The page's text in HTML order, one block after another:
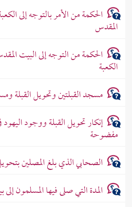
الحكمة من الأمر بالتوجه إلى
المقدس
الحكمة من التوجه إلى البيت
الكعبة
مسجد القبلتين وتحويل القبلة
إنكار تحويل القبلة ووجود
مفضوحة
الصحابي الذي بلغ المصلين
المدة التي صلى فيها المسلمون